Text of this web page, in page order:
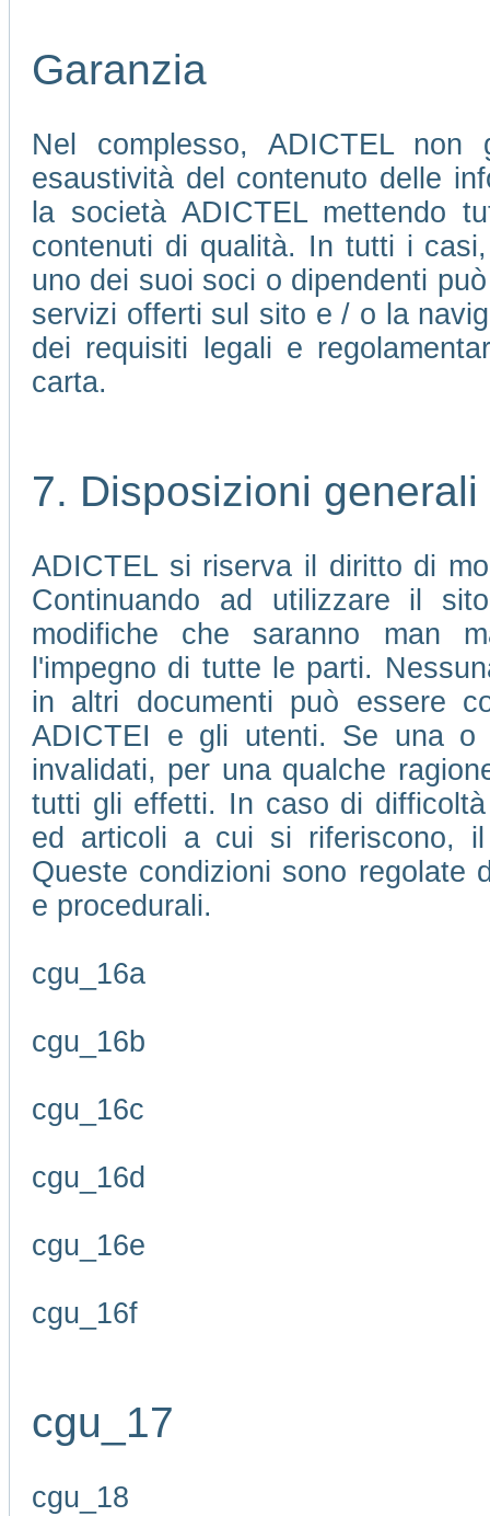
Garanzia
Nel complesso, ADICTEL non
esaustività del contenuto delle
la società ADICTEL mettendo
contenuti di qualità. In tutti i
uno dei suoi soci o dipendenti
servizi offerti sul sito e / o la
dei requisiti legali e
carta.
7. Disposizioni generali
ADICTEL si riserva il diritto di
Continuando ad utilizzare il
modifiche che saranno man
l'impegno di tutte le parti.
in altri documenti può essere
ADICTEI e gli utenti. Se una o
invalidati, per una qualche
tutti gli effetti. In caso di
ed articoli a cui si riferiscono,
Queste condizioni sono regolate
e procedurali.
cgu_16a
cgu_16b
cgu_16c
cgu_16d
cgu_16e
cgu_16f
cgu_17
cgu_18